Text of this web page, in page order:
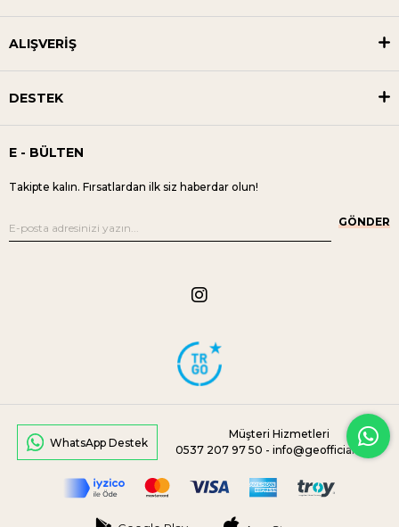
ALIŞVERİŞ
DESTEK
E - BÜLTEN
Takipte kalın. Fırsatlardan ilk siz haberdar olun!
GÖNDER
WhatsApp Destek
Müşteri Hizmetleri
0537 207 97 50 -info@geofficial.com